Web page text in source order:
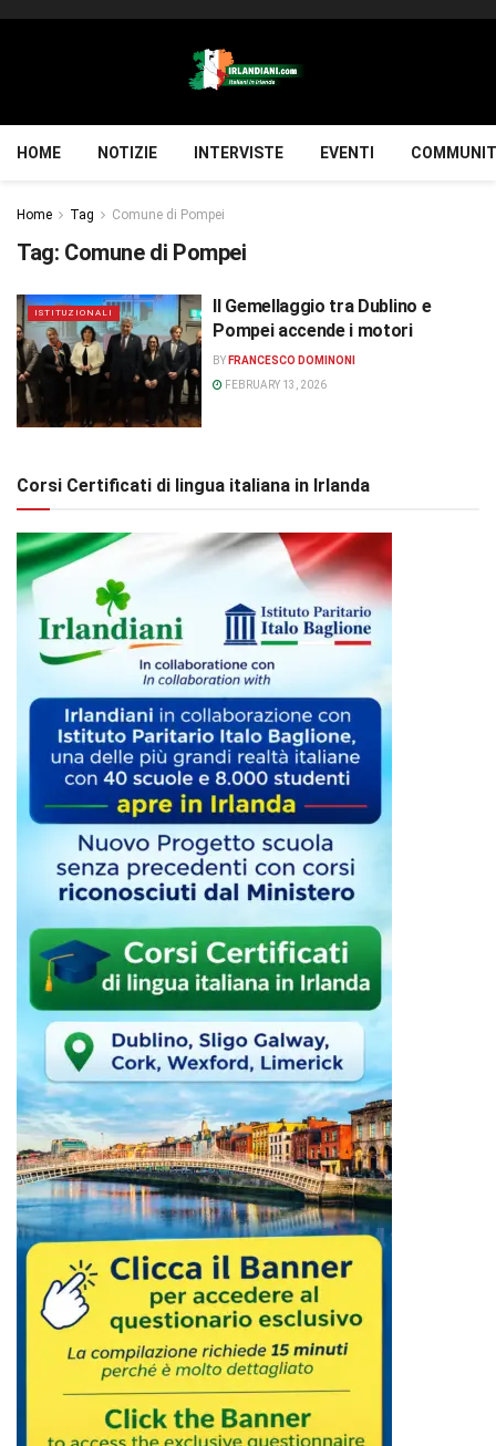
HOME NOTIZIE INTERVISTE EVENTI
Home Tag Comune di Pompei
Tag: Comune di Pompei
ISTITUZIONALI
Il Gemellaggio tra Dublino e
Pompei accende i motori
BY FRANCESCO DOMINONI
FEBRUARY 13, 2026
Corsi Certificati di lingua italiana in Irlanda